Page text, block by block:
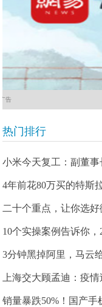
广告
热门排行
小米今天复工：副董
4年前花80万买的特斯
二十个重点，让你选
10个实操案例告诉你，
3分钟黑掉阿里，马云
上海交大顾孟迪：疫
销量暴跌50%！国产手